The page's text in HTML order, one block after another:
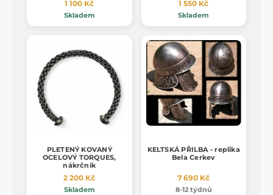
1 100 Kč
Skladem
1 550 Kč
Skladem
PLETENÝ KOVANÝ
OCELOVÝ TORQUES,
nákrčník
2 200 Kč
Skladem
KELTSKÁ PŘILBA - replika
Bela Cerkev
7 690 Kč
8-12 týdnů